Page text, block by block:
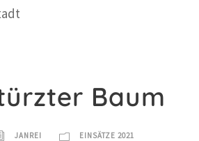
Baum
JANREI EINSÄTZE 2021